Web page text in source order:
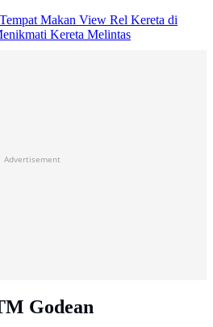
Makan View Rel Kereta di
Kereta Melintas
Advertisement
Godean